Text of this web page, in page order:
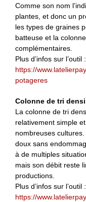
Comme son nom
plantes, et donc un
les types de graines
batteuse et la
complémentaires.
Plus d’infos sur l’outil :
https://
potageres
Colonne de tri
La colonne de tri
relativement simple
nombreuses
doux sans
à de multiples
mais son débit reste
productions.
Plus d’infos sur l’outil :
https://